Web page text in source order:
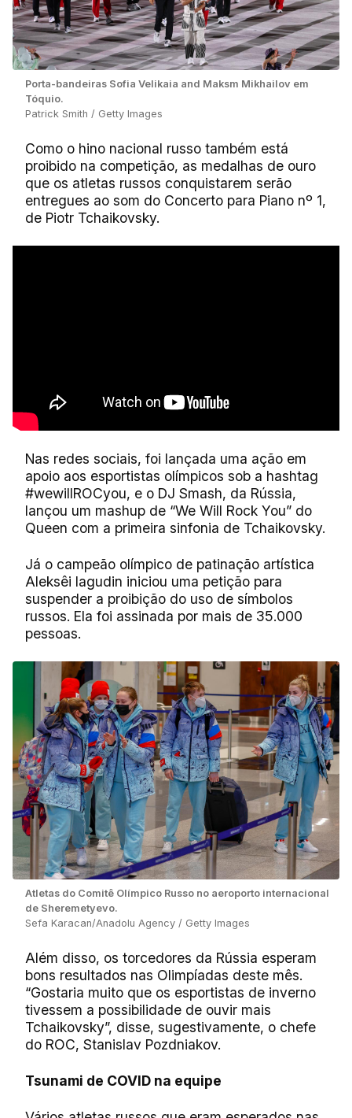
Porta-bandeiras Sofia Velikaia and Maksm Mikhailov em
Tóquio.
Patrick Smith / Getty Images
Como o hino nacional russo também está
proibido na competição, as medalhas de ouro
que os atletas russos conquistarem serão
entregues ao som do Concerto para Piano nº 1,
de Piotr Tchaikovsky.
Nas redes sociais, foi lançada uma ação em
apoio aos esportistas olímpicos sob a hashtag
#wewillROCyou, e o DJ Smash, da Rússia,
lançou um mashup de “We Will Rock You” do
Queen com a primeira sinfonia de Tchaikovsky.
Já o campeão olímpico de patinação artística
Aleksêi Iagudin iniciou uma petição para
suspender a proibição do uso de símbolos
russos. Ela foi assinada por mais de 35.000
pessoas.
Atletas do Comitê Olímpico Russo no aeroporto internacional
de Sheremetyevo.
Sefa Karacan/Anadolu Agency / Getty Images
Além disso, os torcedores da Rússia esperam
bons resultados nas Olimpíadas deste mês.
“Gostaria muito que os esportistas de inverno
tivessem a possibilidade de ouvir mais
Tchaikovsky”, disse, sugestivamente, o chefe
do ROC, Stanislav Pozdniakov.
Tsunami de COVID na equipe